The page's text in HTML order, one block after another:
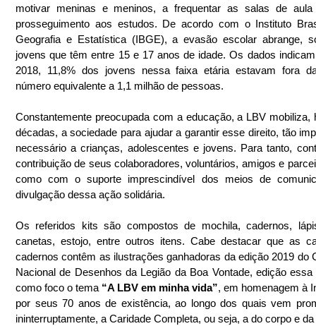
motivar meninas e meninos, a frequentar as salas de
prosseguimento aos estudos. De acordo com o Instituto
Geografia e Estatística (IBGE), a evasão escolar abrange,
jovens que têm entre 15 e 17 anos de idade. Os dados
2018, 11,8% dos jovens nessa faixa etária estavam fora
número equivalente a 1,1 milhão de pessoas.
Constantemente preocupada com a educação, a LBV mobiliza,
décadas, a sociedade para ajudar a garantir esse direito, tão
necessário a crianças, adolescentes e jovens. Para tanto,
contribuição de seus colaboradores, voluntários, amigos e
como com o suporte imprescindível dos meios de
divulgação dessa ação solidária.
Os referidos kits são compostos de mochila, cadernos,
canetas, estojo, entre outros itens. Cabe destacar que as
cadernos contêm as ilustrações ganhadoras da edição 2019 do
Nacional de Desenhos da Legião da Boa Vontade, edição
como foco o tema “A LBV em minha vida”, em homenagem à
por seus 70 anos de existência, ao longo dos quais vem
ininterruptamente, a Caridade Completa, ou seja, a do corpo e